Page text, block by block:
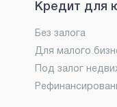
Кредит для
Без залога
Для малого
Под залог